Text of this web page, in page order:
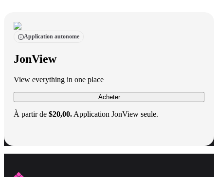
Application autonome
JonView
View everything in one place
Acheter
À partir de $20,00. Application JonView seule.